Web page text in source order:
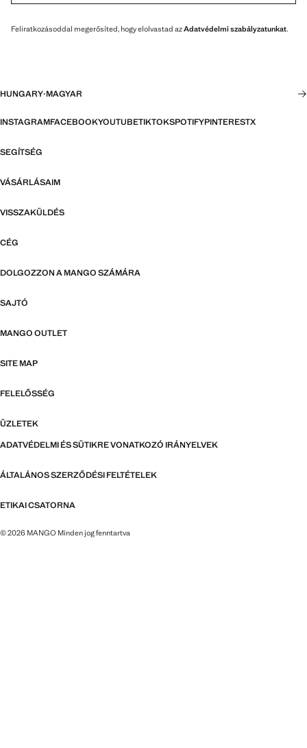
Feliratkozásoddal megerősíted, hogy elolvastad azAdatvédelmi szabályzatunkat.
HUNGARY·MAGYAR
INSTAGRAMFACEBOOKYOUTUBETIKTOKSPOTIFYPINTERESTX
SEGÍTSÉG
VÁSÁRLÁSAIM
VISSZAKÜLDÉS
CÉG
DOLGOZZON A MANGO SZÁMÁRA
SAJTÓ
MANGO OUTLET
SITE MAP
FELELŐSSÉG
ÜZLETEK
ADATVÉDELMI ÉS SÜTIKRE VONATKOZÓ IRÁNYELVEK
ÁLTALÁNOS SZERZŐDÉSI FELTÉTELEK
ETIKAI CSATORNA
© 2026 MANGO Minden jog fenntartva